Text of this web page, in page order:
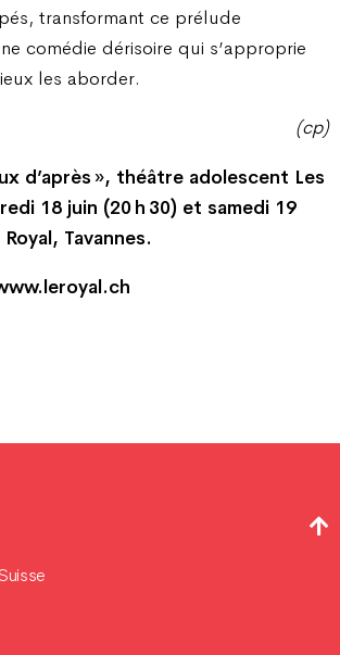
transformant ce prélude
comédie dérisoire qui s’approprie
les aborder.
(cp)
d’après », théâtre adolescent Les
18 juin (20 h 30) et samedi 19
Tavannes.